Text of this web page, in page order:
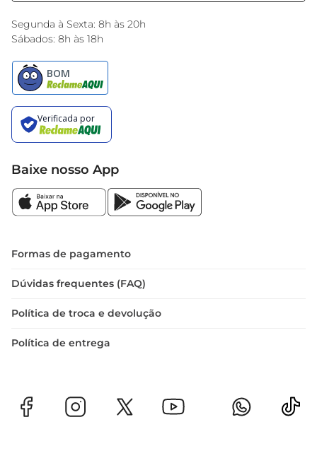
Encarte do Dia
Segunda à Sexta: 8h às 20h
Sábados: 8h às 18h
Baixe nosso App
Formas de pagamento
Dúvidas frequentes (FAQ)
Política de troca e devolução
Política de entrega